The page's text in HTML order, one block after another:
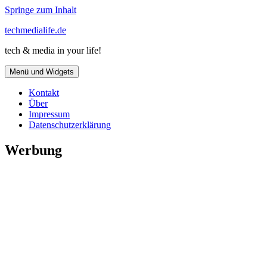
Springe zum Inhalt
techmedialife.de
tech & media in your life!
Menü und Widgets
Kontakt
Über
Impressum
Datenschutzerklärung
Werbung